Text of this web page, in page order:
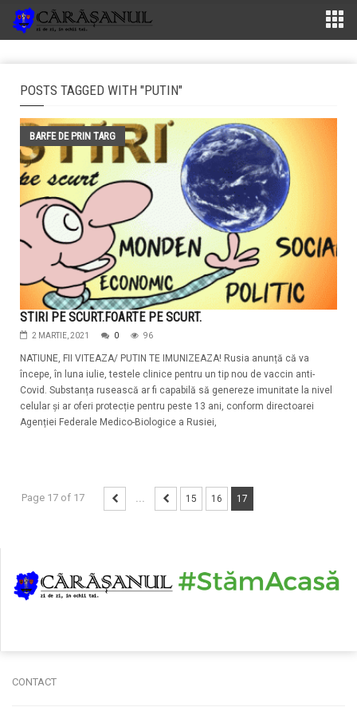
POSTS TAGGED WITH "PUTIN"
BARFE DE PRIN TARG
STIRI PE SCURT.FOARTE PE SCURT.
2 MARTIE, 2021 0 96
NATIUNE, FII VITEAZA/ PUTIN TE IMUNIZEAZA! Rusia anunță că va
începe, în luna iulie, testele clinice pentru un tip nou de vaccin anti-
Covid. Substanța rusească ar fi capabilă să genereze imunitate la nivel
celular și ar oferi protecție pentru peste 13 ani, conform directoarei
Agenției Federale Medico-Biologice a Rusiei,
Page 17 of 17 ... 15 16 17
CONTACT